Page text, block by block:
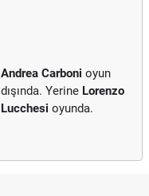
Andrea Carboni oyun
dışında. Yerine Lorenzo
Lucchesi oyunda.